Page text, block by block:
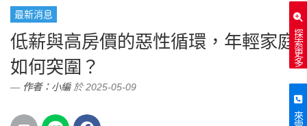
探索更多
來電
最新消息
低薪與高房價的惡性循環，年輕家庭
如何突圍？
作者： 小編於 2025-05-09